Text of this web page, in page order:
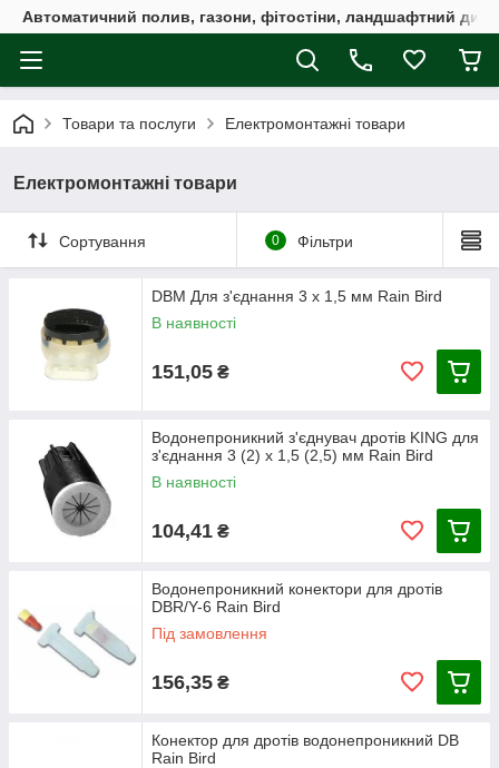
Автоматичний полив, газони, фітостіни, ландшафтний
Товари та послуги Електромонтажні товари
Електромонтажні товари
Сортування 0 Фільтри
DBM Для з'єднання 3 х 1,5 мм Rain Bird
В наявності
151,05 ₴
Водонепроникний з'єднувач дротів KING для
з'єднання 3 (2) х 1,5 (2,5) мм Rain Bird
В наявності
104,41 ₴
Водонепроникний конектори для дротів
DBR/Y-6 Rain Bird
Під замовлення
156,35 ₴
Конектор для дротів водонепроникний DB
Rain Bird